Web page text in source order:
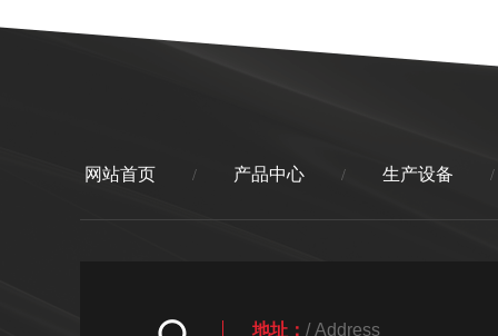
网站首页 / 产品中心 / 生产设备 /
地址： / Address